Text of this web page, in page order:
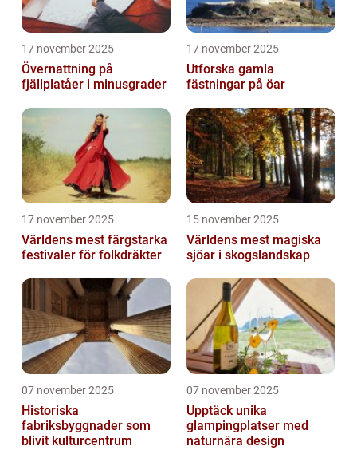
17 november 2025
Övernattning på
fjällplatåer i minusgrader
17 november 2025
Utforska gamla
fästningar på öar
17 november 2025
Världens mest färgstarka
festivaler för folkdräkter
15 november 2025
Världens mest magiska
sjöar i skogslandskap
07 november 2025
Historiska
fabriksbyggnader som
blivit kulturcentrum
07 november 2025
Upptäck unika
glampingplatser med
naturnära design